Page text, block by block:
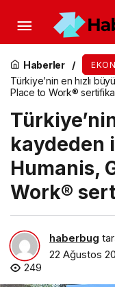
Haberler
Türkiye’nin en hızlı
Place to Work®
kaydeden
Humanis,
Work®
haberbug
22 Ağustos
249
Levent Kimya
görevine Olcay